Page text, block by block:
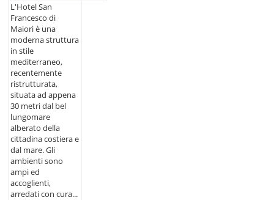
L'Hotel San
Francesco di
Maiori è una
moderna struttura
in stile
mediterraneo,
recentemente
ristrutturata,
situata ad appena
30 metri dal bel
lungomare
alberato della
cittadina costiera e
dal mare. Gli
ambienti sono
ampi ed
accoglienti,
arredati con cura...